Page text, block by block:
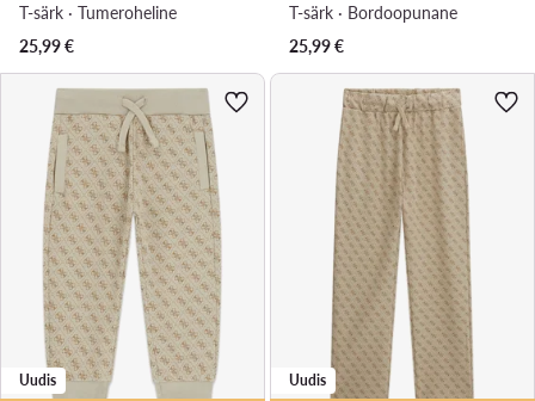
T-särk · Tumeroheline
25,99€
T-särk · Bordoopunane
25,99€
Uudis Uudis